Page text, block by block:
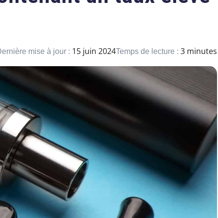
mise à jour : 15 juin 2024Temps de lecture : 3 minutes